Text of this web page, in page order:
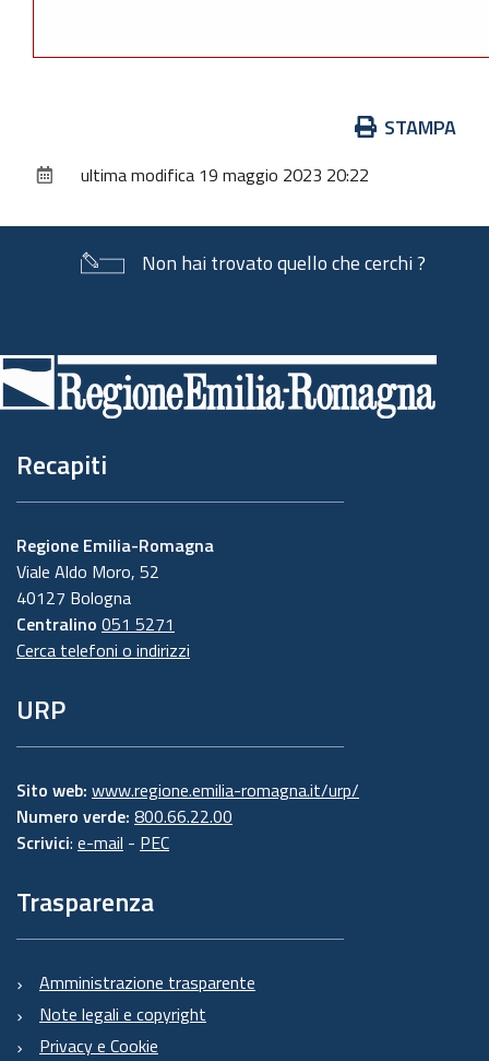
documento
STAMPA
ultima modifica 19 maggio 2023 20:22
Non hai trovato quello che cerchi ?
di
pagina
Recapiti
Regione Emilia-Romagna
Viale Aldo Moro, 52
40127 Bologna
Centralino 051 5271
Cerca telefoni o indirizzi
URP
Sito web: www.regione.emilia-romagna.it/urp/
Numero verde: 800.66.22.00
Scrivici: e-mail - PEC
Trasparenza
Amministrazione trasparente
Note legali e copyright
Privacy e Cookie